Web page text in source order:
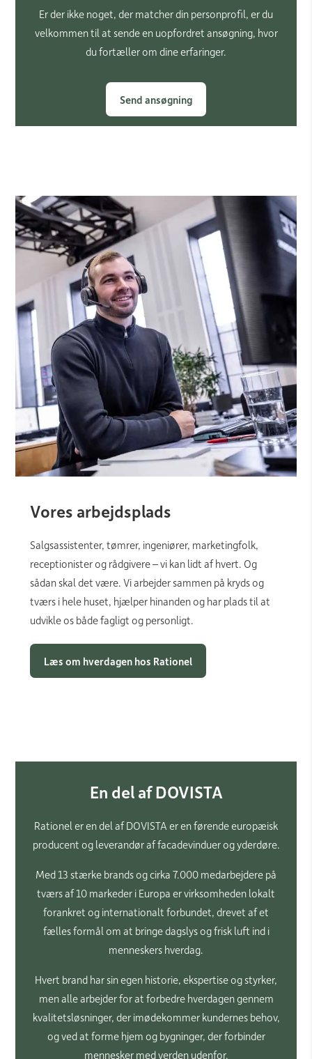
Er der ikke noget, der matcher din personprofil, er du
velkommen til at sende en uopfordret ansøgning, hvor
du fortæller om dine erfaringer.
Send ansøgning
Vores arbejdsplads
Salgsassistenter, tømrer, ingeniører, marketingfolk,
receptionister og rådgivere – vi kan lidt af hvert. Og
sådan skal det være. Vi arbejder sammen på kryds og
tværs i hele huset, hjælper hinanden og har plads til at
udvikle os både fagligt og personligt.
Læs om hverdagen hos Rationel
En del af DOVISTA
Rationel er en del af DOVISTA er en førende europæisk
producent og leverandør af facadevinduer og yderdøre.
Med 13 stærke brands og cirka 7.000 medarbejdere på
tværs af 10 markeder i Europa er virksomheden lokalt
forankret og internationalt forbundet, drevet af et
fælles formål om at bringe dagslys og frisk luft ind i
menneskers hverdag.
Hvert brand har sin egen historie, ekspertise og styrker,
men alle arbejder for at forbedre hverdagen gennem
kvalitetsløsninger, der imødekommer kundernes behov,
og ved at forme hjem og bygninger, der forbinder
mennesker med verden udenfor.